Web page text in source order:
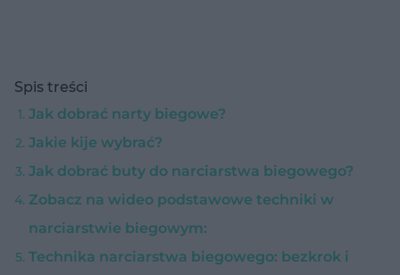
Spis treści
Jak dobrać narty biegowe?
Jakie kije wybrać?
Jak dobrać buty do narciarstwa biegowego?
Zobacz na wideo podstawowe techniki w
narciarstwie biegowym:
Technika narciarstwa biegowego: bezkrok i